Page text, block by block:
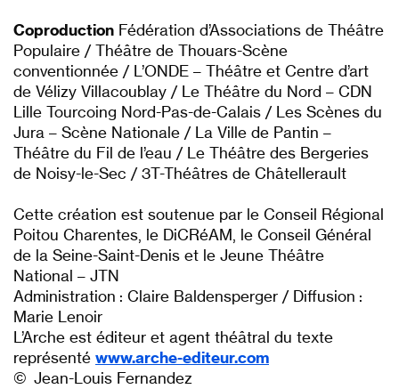
Coproduction Fédération d’Associations de Théâtre
Populaire / Théâtre de Thouars-Scène
conventionnée / L’ONDE – Théâtre et Centre d’art
de Vélizy Villacoublay / Le Théâtre du Nord – CDN
Lille Tourcoing Nord-Pas-de-Calais / Les Scènes du
Jura – Scène Nationale / La Ville de Pantin –
Théâtre du Fil de l’eau / Le Théâtre des Bergeries
de Noisy-le-Sec / 3T-Théâtres de Châtellerault
Cette création est soutenue par le Conseil Régional
Poitou Charentes, le DiCRéAM, le Conseil Général
de la Seine-Saint-Denis et le Jeune Théâtre
National – JTN
Administration : Claire Baldensperger / Diffusion :
Marie Lenoir
L’Arche est éditeur et agent théâtral du texte
représenté www.arche-editeur.com
© Jean-Louis Fernandez